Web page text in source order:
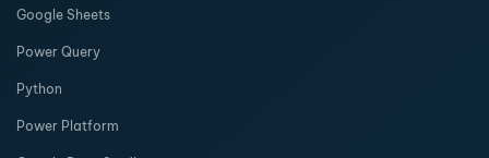
Google Sheets
Power Query
Python
Power Platform